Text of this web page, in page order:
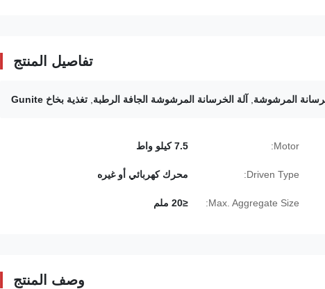
تفاصيل المنتج
آلة الخرسانة المرشوشة الجافة الرطبة تغذية بخاخ Gunite
Motor: 7.5 كيلو واط
Driven Type: محرك كهربائي أو غيره
Max. Aggregate Size: ≤20 ملم
وصف المنتج